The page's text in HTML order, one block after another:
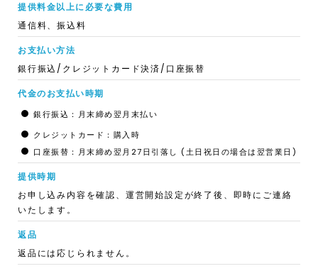
提供料金以上に必要な費用
通信料、振込料
お支払い方法
銀行振込/クレジットカード決済/口座振替
代金のお支払い時期
銀行振込：月末締め翌月末払い
クレジットカード：購入時
口座振替：月末締め翌月27日引落し (土日祝日の場合は翌営業日)
提供時期
お申し込み内容を確認、運営開始設定が終了後、即時にご連絡
いたします。
返品
返品には応じられません。